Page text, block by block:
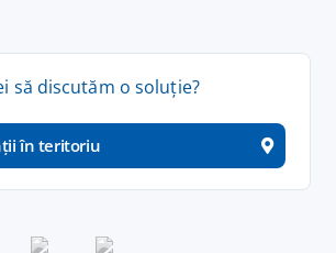
să discutăm osoluție?
în teritoriu